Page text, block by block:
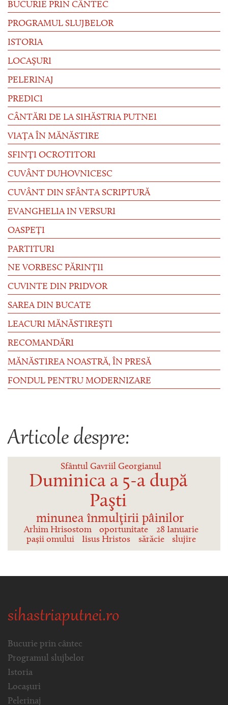
BUCURIE PRIN CÂNTEC
PROGRAMUL SLUJBELOR
ISTORIA
LOCAȘURI
PELERINAJ
PREDICI
CÂNTĂRI DE LA SIHĂSTRIA PUTNEI
VIAȚA ÎN MĂNĂSTIRE
SFINȚI OCROTITORI
CUVÂNT DUHOVNICESC
CUVÂNT DIN SFÂNTA SCRIPTURĂ
EVANGHELIA IN VERSURI
OASPEȚI
PARTITURI
NE VORBESC PĂRINȚII
CUVINTE DIN PRIDVOR
SAREA DIN BUCATE
LEACURI MĂNĂSTIREȘTI
RECOMANDĂRI
MĂNĂSTIREA NOASTRĂ, ÎN PRESĂ
FONDUL PENTRU MODERNIZARE
Articole despre:
Sfântul Gavriil Georgianul
Duminica a 5-a după
Paşti
minunea înmulţirii pâinilor
Arhim Hrisostom oportunitate
28 Ianuarie
pașii omului
Iisus Hristos sărăcie slujire
sihastriaputnei.ro
Bucurie prin cântec
Programul slujbelor
Istoria
Locașuri
Pelerinaj